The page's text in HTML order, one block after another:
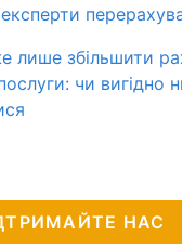
лише збільшити
чи вигідно
НАС